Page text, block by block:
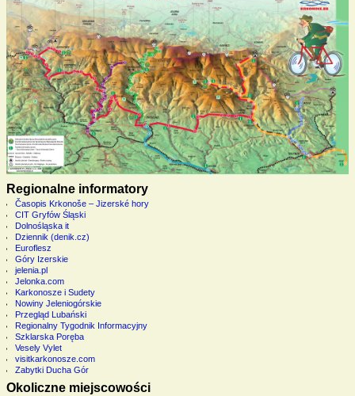
Regionalne informatory
Časopis Krkonoše – Jizerské hory
CIT Gryfów Śląski
Dolnośląska it
Dziennik (denik.cz)
Euroflesz
Góry Izerskie
jelenia.pl
Jelonka.com
Karkonosze i Sudety
Nowiny Jeleniogórskie
Przegląd Lubański
Regionalny Tygodnik Informacyjny
Szklarska Poręba
Vesely Vylet
visitkarkonosze.com
Zabytki Ducha Gór
Okoliczne miejscowości